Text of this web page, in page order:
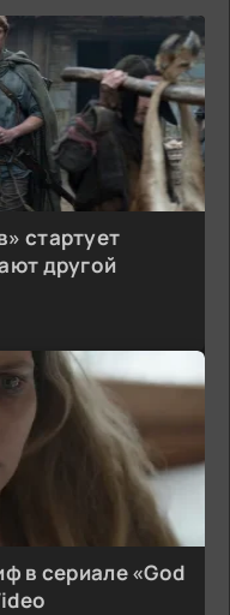
стартует
другой
в сериале «God